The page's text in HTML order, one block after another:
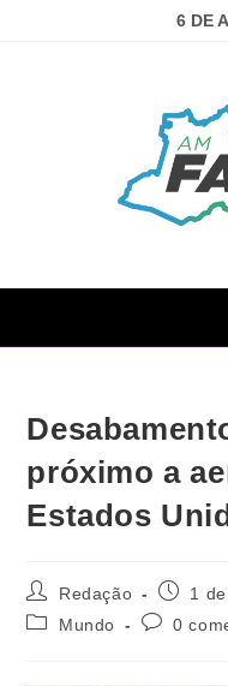
6 DE
próximo a
Estados
Redação
1
Mundo
0